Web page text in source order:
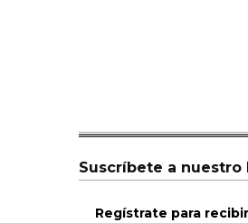
Suscríbete a nuestro
Regístrate para